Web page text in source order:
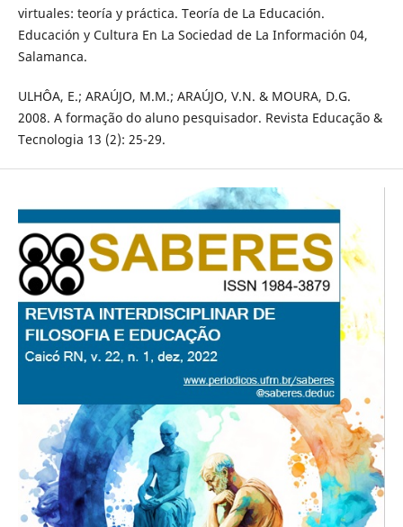
virtuales: teoría y práctica. Teoría de La Educación.
Educación y Cultura En La Sociedad de La Información 04,
Salamanca.
ULHÔA, E.; ARAÚJO, M.M.; ARAÚJO, V.N. & MOURA, D.G.
2008. A formação do aluno pesquisador. Revista Educação &
Tecnologia 13 (2): 25-29.